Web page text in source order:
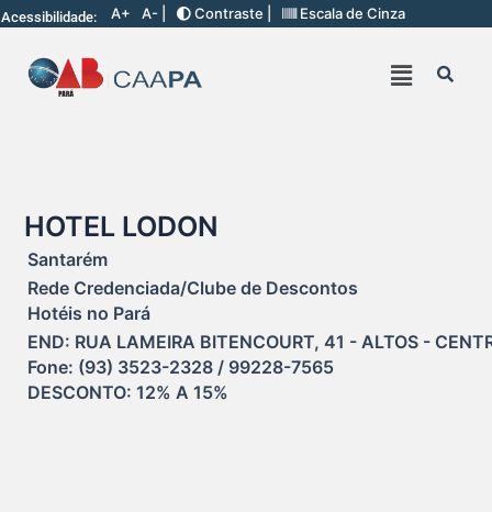
Acessibilidade: A+ A- | Contraste | Escala de Cinza
HOTEL LODON
Santarém
Rede Credenciada/Clube de Descontos
Hotéis no Pará
END: RUA LAMEIRA BITENCOURT, 41 - ALTOS -
Fone: (93) 3523-2328 / 99228-7565
DESCONTO: 12% A 15%